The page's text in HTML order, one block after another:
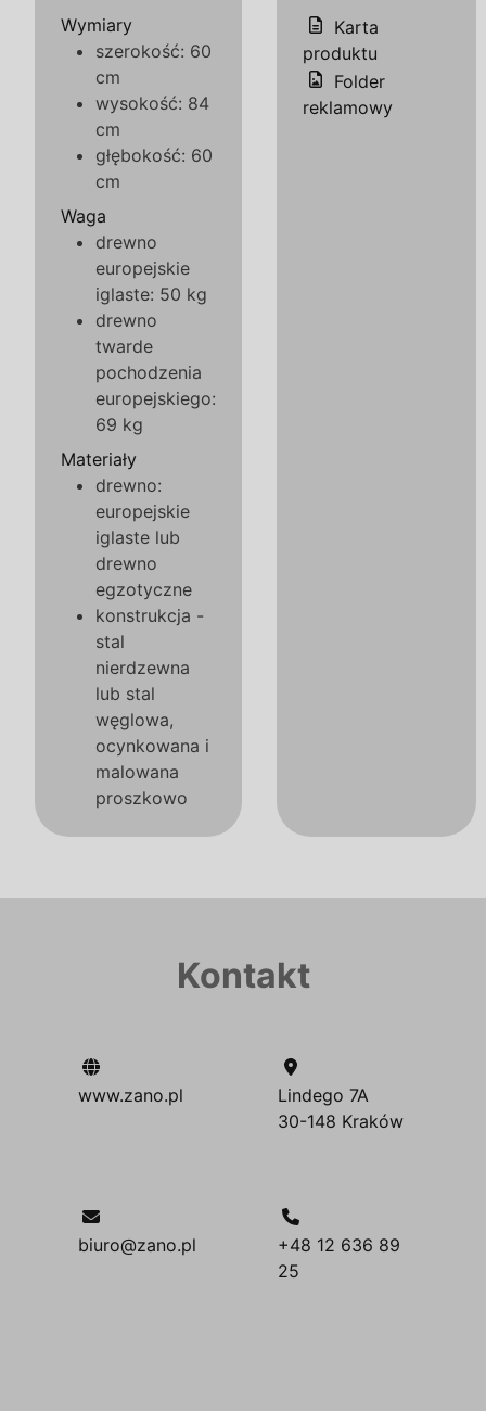
Wymiary
szerokość: 60
cm
wysokość: 84
cm
głębokość: 60
cm
Waga
drewno
europejskie
iglaste: 50 kg
drewno
twarde
pochodzenia
europejskiego:
69 kg
Materiały
drewno:
europejskie
iglaste lub
drewno
egzotyczne
konstrukcja -
stal
nierdzewna
lub stal
węglowa,
ocynkowana i
malowana
proszkowo
Karta
produktu
Folder
reklamowy
Kontakt
www.zano.pl
Lindego 7A
30-148 Kraków
biuro@zano.pl
+48 12 636 89
25